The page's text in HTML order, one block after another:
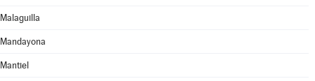
Malaguilla
Mandayona
Mantiel